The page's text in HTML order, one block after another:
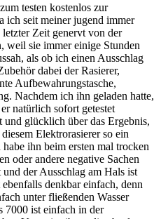
testen kostenlos zur
ich seit meiner jugend immer
letzter Zeit genervt von der
weil sie immer einige Stunden
als ob ich einen Ausschlag
dabei der Rasierer,
Aufbewahrungstasche,
Nachdem ich ihn geladen hatte,
natürlich sofort getestet
glücklich über das Ergebnis,
Elektrorasierer so ein
ihn beim ersten mal trocken
oder andere negative Sachen
der Ausschlag am Hals ist
denkbar einfach, denn
unter fließenden Wasser
7000 ist einfach in der